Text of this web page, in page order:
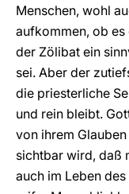
Menschen, wohl
aufkommen, ob es
der Zölibat ein
sei. Aber der
die priesterliche
und rein bleibt.
von ihrem
sichtbar wird, daß
auch im Leben